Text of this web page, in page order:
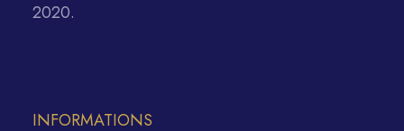
2020.
INFORMATIONS